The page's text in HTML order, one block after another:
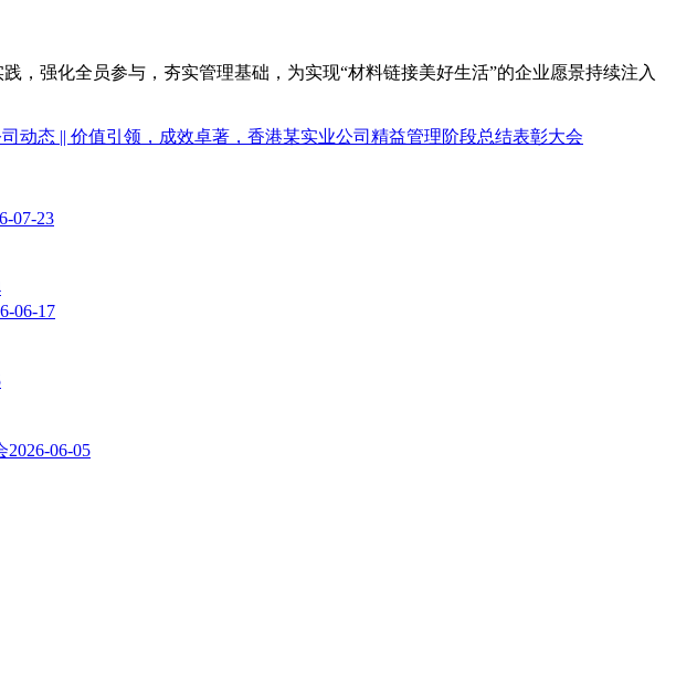
强化全员参与，夯实管理基础，为实现“材料链接美好生活”的企业愿景持续注入
动态 || 价值引领，成效卓著，香港某实业公司精益管理阶段总结表彰大会
07-23
06-17
2026-06-05